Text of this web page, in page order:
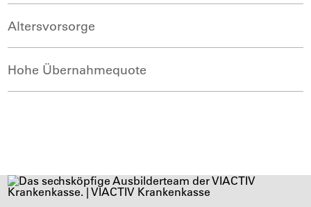
Die VIACTIV bezuschusst vermögenswirksame Leistungen
und legt damit einen wichtigen Grundstein, zum Beispiel für
das eigene Heim oder andere Lebensträume.
Altersvorsorge
Die VIACTIV sorgt für ihre Mitarbeitenden – auch nach der
aktiven Berufslaufbahn. Wir bieten dir attraktive
Hohe Übernahmequote